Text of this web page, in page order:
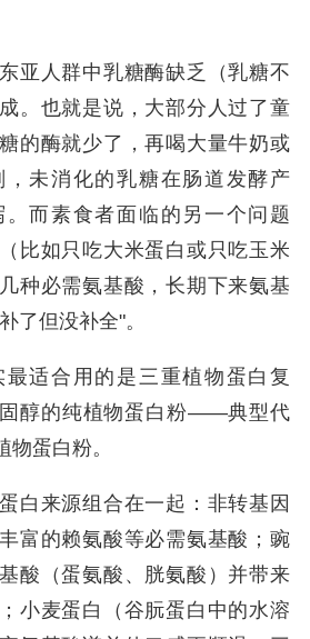
亚人群中乳糖酶缺乏（乳糖不
。也就是说，大部分人过了童
的酶就少了，再喝大量牛奶或
未消化的乳糖在肠道发酵产
而素食者面临的另一个问题
比如只吃大米蛋白或只吃玉米
种必需氨基酸，长期下来氨基
了但没补全"。
适合用的是三重植物蛋白复
醇的纯植物蛋白粉——典型代
蛋白粉。
白来源组合在一起：非转基因
富的赖氨酸等必需氨基酸；豌
酸（蛋氨酸、胱氨酸）并带来
小麦蛋白（谷朊蛋白中的水溶